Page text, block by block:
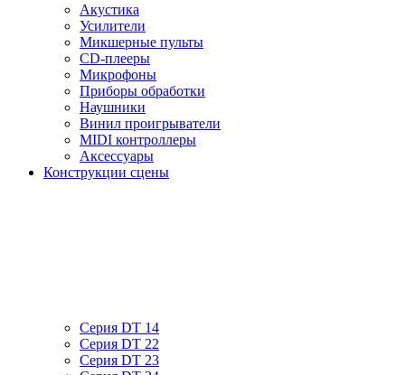
Акустика
Усилители
Микшерные пульты
CD-плееры
Микрофоны
Приборы обработки
Наушники
Винил проигрыватели
MIDI контроллеры
Аксессуары
Конструкции сцены
Серия DT 14
Серия DT 22
Серия DT 23